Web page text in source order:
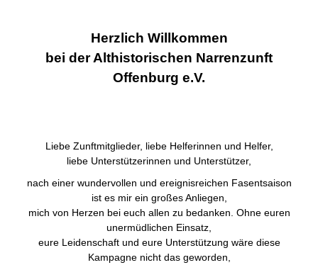
Herzlich Willkommen
bei der Althistorischen Narrenzunft
Offenburg e.V.
Liebe Zunftmitglieder, liebe Helferinnen und Helfer,
liebe Unterstützerinnen und Unterstützer,
nach einer wundervollen und ereignisreichen Fasentsaison
ist es mir ein großes Anliegen,
mich von Herzen bei euch allen zu bedanken. Ohne euren
unermüdlichen Einsatz,
eure Leidenschaft und eure Unterstützung wäre diese
Kampagne nicht das geworden,